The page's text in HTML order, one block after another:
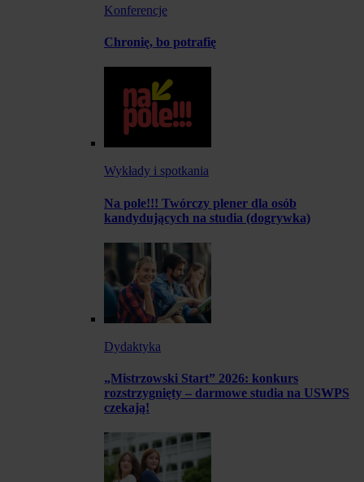
Konferencje
Chronię, bo potrafię
Wykłady i spotkania
Na pole!!! Twórczy plener dla osób
kandydujących na studia (dogrywka)
Dydaktyka
„Mistrzowski Start” 2026: konkurs
rozstrzygnięty – darmowe studia na USWPS
czekają!